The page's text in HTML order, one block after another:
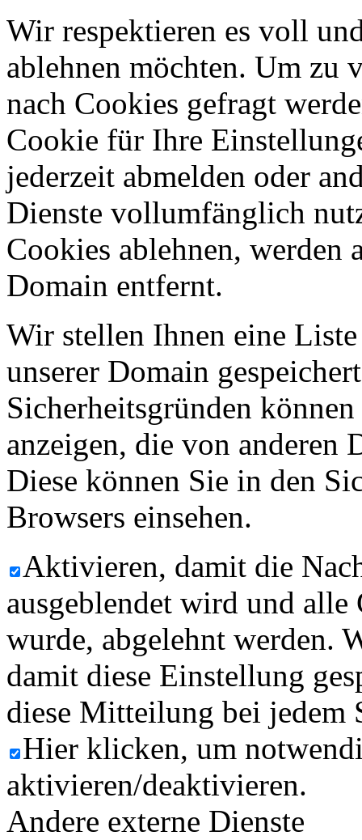
Wir respektieren es voll
ablehnen möchten. Um zu
nach Cookies gefragt
Cookie für Ihre
jederzeit abmelden oder
Dienste vollumfänglich
Cookies ablehnen, werden
Domain entfernt.
Wir stellen Ihnen eine
unserer Domain
Sicherheitsgründen
anzeigen, die von anderen
Diese können Sie in den
Browsers einsehen.
Aktivieren, damit die
ausgeblendet wird und
wurde, abgelehnt werden.
damit diese Einstellung
diese Mitteilung bei jedem
Hier klicken, um
aktivieren/deaktivieren.
Andere externe Dienste